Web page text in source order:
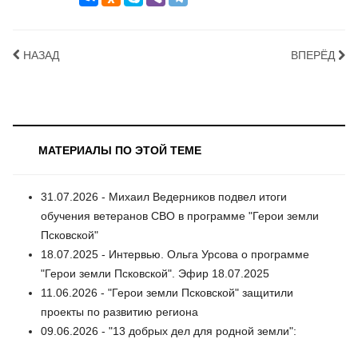
НАЗАД ВПЕРЁД
МАТЕРИАЛЫ ПО ЭТОЙ ТЕМЕ
31.07.2026 - Михаил Ведерников подвел итоги
обучения ветеранов СВО в программе "Герои земли
Псковской"
18.07.2025 - Интервью. Ольга Урсова о программе
"Герои земли Псковской". Эфир 18.07.2025
11.06.2026 - "Герои земли Псковской" защитили
проекты по развитию региона
09.06.2026 - "13 добрых дел для родной земли":